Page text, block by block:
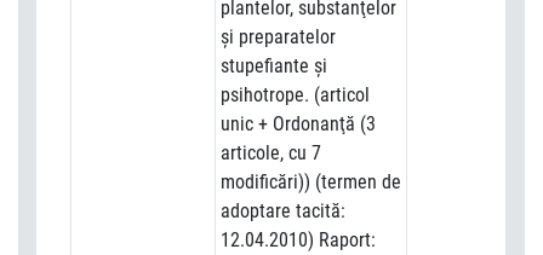
plantelor, substanţelor
şi preparatelor
stupefiante şi
psihotrope. (articol
unic + Ordonanţă (3
articole, cu 7
modificări)) (termen de
adoptare tacită:
12.04.2010) Raport: